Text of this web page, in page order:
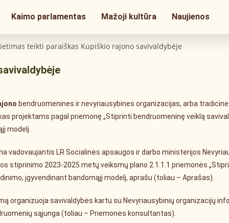
Kaimo parlamentas Mažoji kultūra Naujienos
teikti paraiškas Kupiškio rajono savivaldybėje
bendruomenines ir nevyriausybines organizacijas, arba
projektams pagal priemonę „Stiprinti bendruomeninę veiklą
modelį.
vadovaujantis LR Socialinės apsaugos ir darbo ministerijos
stiprinimo 2023-2025 metų veiksmų plano 2.1.1.1 priemonės
įgyvendinant bandomąjį modelį, aprašu (toliau – Aprašas).
organizuoja savivaldybės kartu su Nevyriausybinių organizacijų
sąjunga (toliau – Priemonės konsultantas).